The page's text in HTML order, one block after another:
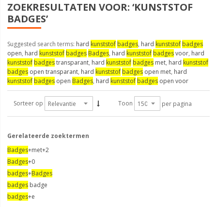
ZOEKRESULTATEN VOOR: ‘KUNSTSTOF
BADGES’
Suggested search terms: hard kunststof badges, hard kunststof badges
open, hard kunststof badges Badges, hard kunststof badgesvoor, hard
kunststof badgestransparant, hard kunststof badges met, hard kunststof
badges open transparant, hard kunststof badges open met, hard
kunststof badges open Badges, hard kunststof badges open voor
Sorteer op Toon per pagina
Gerelateerde zoektermen
Badges+met+2
Badges+0
badges+Badges
badges badge
badges+e